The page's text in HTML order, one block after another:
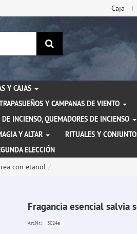
Caja
Buscar
Y CAJAS
Y CAMPANAS DE VIENTO
DE INCIENSO, QUEMADORES DE INCIENSO
Y ALTAR
RITUALES Y
ELECCIÓN
con etanol
Fragancia esencial salvia
Art.Nr.: 3024e